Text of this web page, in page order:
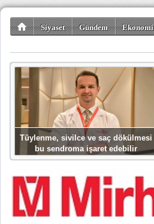
Siyaset Gündem Ekonomi
Tüylenme, sivilce ve saç dökülmesi
bu sendroma işaret edebilir